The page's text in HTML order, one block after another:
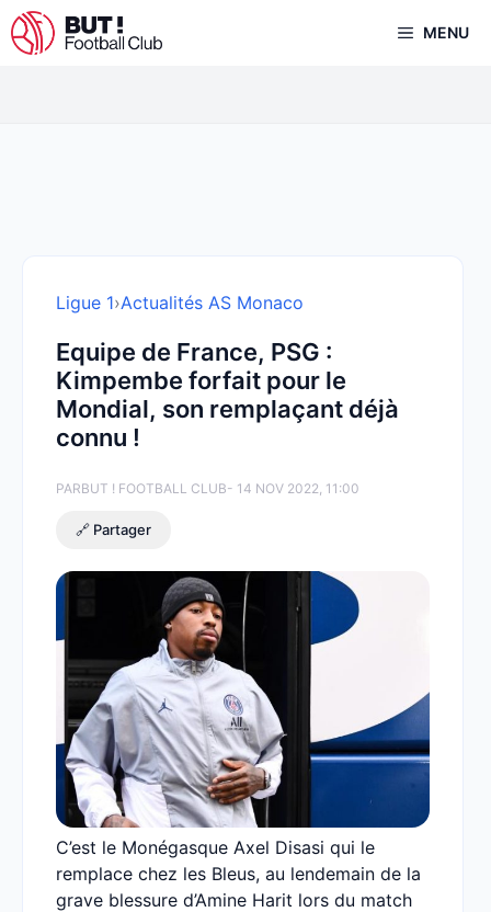
Aller
au
MENU
Ligue 1›Actualités AS Monaco
Equipe de France, PSG :
Kimpembe forfait pour le
Mondial, son remplaçant déjà
connu !
PARBUT ! FOOTBALL CLUB- 14 NOV 2022, 11:00
🔗 Partager
C’est le Monégasque Axel Disasi qui le
remplace chez les Bleus, au lendemain de la
grave blessure d’Amine Harit lors du match